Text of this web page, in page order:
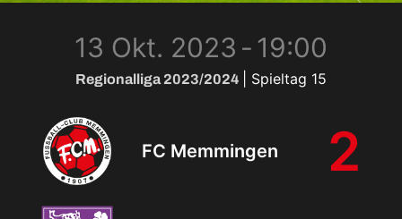
13 Okt. 2023 - 19:00
Regionalliga 2023/2024 | Spieltag 15
FC Memmingen 2